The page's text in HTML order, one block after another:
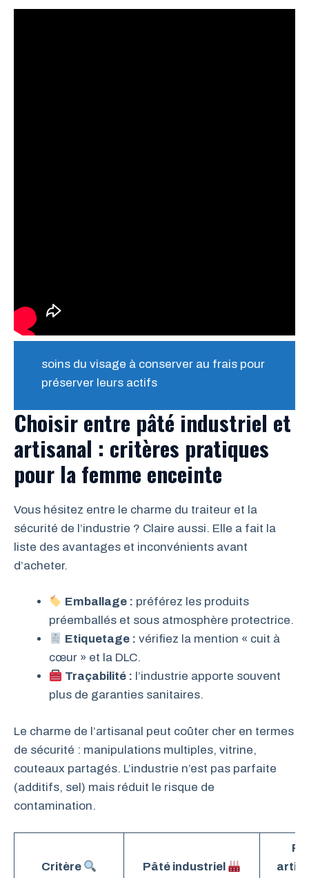
soins du visage à conserver au frais pour
préserver leurs actifs
Choisir entre pâté industriel et
artisanal : critères pratiques
pour la femme enceinte
Vous hésitez entre le charme du traiteur et la
sécurité de l’industrie ? Claire aussi. Elle a fait la
liste des avantages et inconvénients avant
d’acheter.
Emballage : préférez les produits
préemballés et sous atmosphère protectrice.
Etiquetage : vérifiez la mention « cuit à
cœur » et la DLC.
Traçabilité : l’industrie apporte souvent
plus de garanties sanitaires.
Le charme de l’artisanal peut coûter cher en termes
de sécurité : manipulations multiples, vitrine,
couteaux partagés. L’industrie n’est pas parfaite
(additifs, sel) mais réduit le risque de
contamination.
Critère Pâté industriel